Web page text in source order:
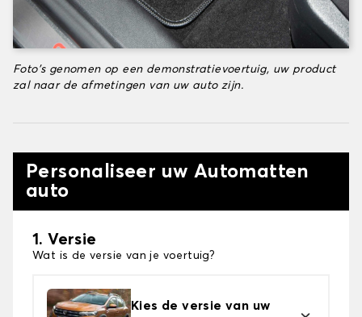
Foto's genomen op een demonstratievoertuig, uw product
zal naar de afmetingen van uw auto zijn.
Personaliseer uw Automatten
auto
1. Versie
Wat is de versie van je voertuig?
Kies de versie van uw